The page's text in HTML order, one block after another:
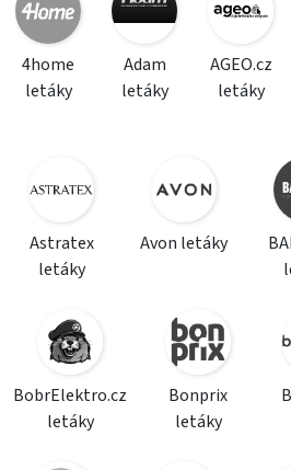
4home
letáky
Adam
letáky
AGEO.cz
letáky
Astratex
letáky
Avon letáky
BobrElektro.cz
letáky
Bonprix
letáky